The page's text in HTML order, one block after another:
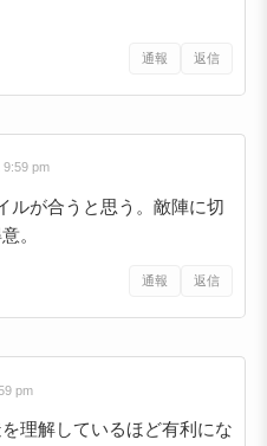
通報 返信
9:59 pm
ルが合うと思う。敵陣に切
。
通報 返信
pm
理解しているほど有利にな